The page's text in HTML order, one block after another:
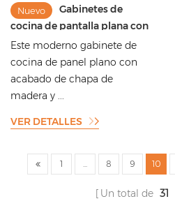
Nuevo
Gabinetes de
cocina de pantalla plana con
acabado de chapa de
madera de estilo moderno
con encimera blanca
Este moderno gabinete de
cocina de panel plano con
acabado de chapa de
madera y ...
VER DETALLES
1 8 9 10
Un total de 31